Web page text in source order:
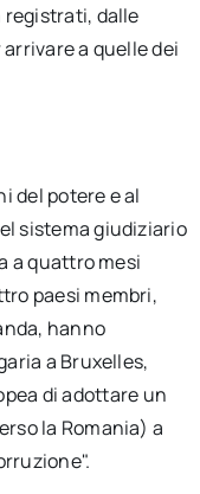
registrati, dalle
a quelle dei
del potere e al
sistema giudiziario
a quattro mesi
paesi membri,
hanno
a Bruxelles,
di adottare un
la Romania) a